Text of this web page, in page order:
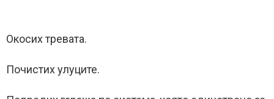
Окосих тревата.
Почистих улуците.